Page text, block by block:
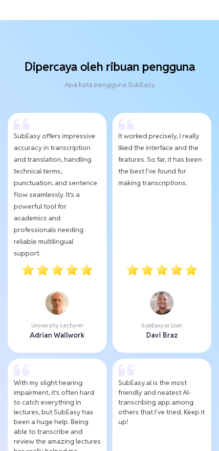
Dipercaya oleh ribuan pengguna
Apa kata pengguna SubEasy
SubEasy offers impressive
accuracy in transcription
and translation, handling
technical terms,
punctuation, and sentence
flow seamlessly. It's a
powerful tool for
academics and
professionals needing
reliable multilingual
support.
University Lecturer
Adrian Wallwork
It worked precisely, I really
liked the interface and the
features. So far, it has been
the best I've found for
making transcriptions.
SubEasy.ai User
Davi Braz
With my slight hearing
impairment, it's often hard
to catch everything in
lectures, but SubEasy has
been a huge help. Being
able to transcribe and
review the amazing lectures
SubEasy.al is the most
friendly and neatest AI-
transcribing app among
others that I've tried. Keep it
up!